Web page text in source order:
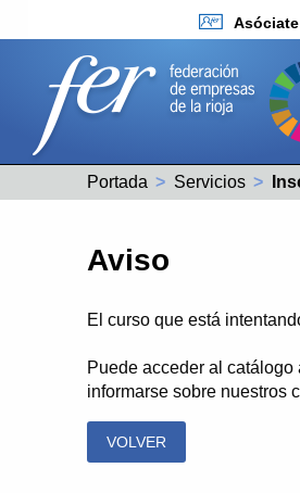
Asóciate
Portada Servicios
Aviso
El curso que está
Puede acceder al
informarse sobre nuestros
VOLVER